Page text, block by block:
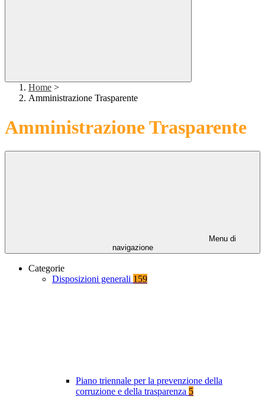
Home >
Amministrazione Trasparente
Amministrazione Trasparente
Menu di
navigazione
Categorie
Disposizioni generali 159
Piano triennale per la prevenzione della
corruzione e della trasparenza 5